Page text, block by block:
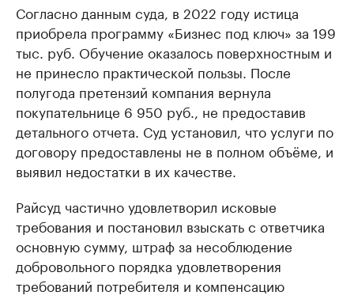
Согласно данным суда, в 2022 году истица
приобрела программу «Бизнес под ключ» за 199
тыс. руб. Обучение оказалось поверхностным и
не принесло практической пользы. После
полугода претензий компания вернула
покупательнице 6 950 руб., не предоставив
детального отчета. Суд установил, что услуги по
договору предоставлены не в полном объёме, и
выявил недостатки в их качестве.
Райсуд частично удовлетворил исковые
требования и постановил взыскать с ответчика
основную сумму, штраф за несоблюдение
добровольного порядка удовлетворения
требований потребителя и компенсацию